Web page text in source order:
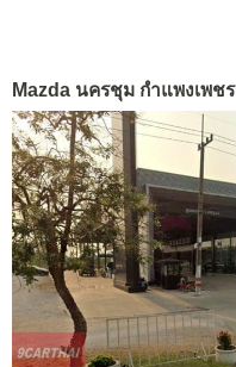
Mazda นครชุม กำแพงเพชร